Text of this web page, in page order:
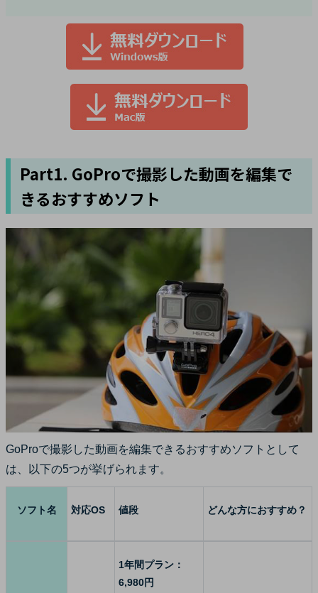
Part1. GoProで撮影した動画を編集で
きるおすすめソフト
GoProで撮影した動画を編集できるおすすめソフトとして
は、以下の5つが挙げられます。
ソフト名 対応OS 値段 どんな方におすすめ？
1年間プラン：
6,980円